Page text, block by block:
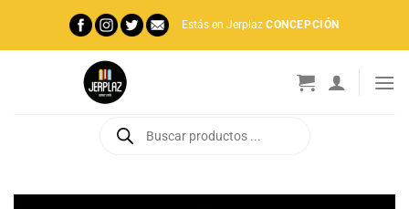
contenido
Estás en Jerplaz CONCEPCIÓN
productos